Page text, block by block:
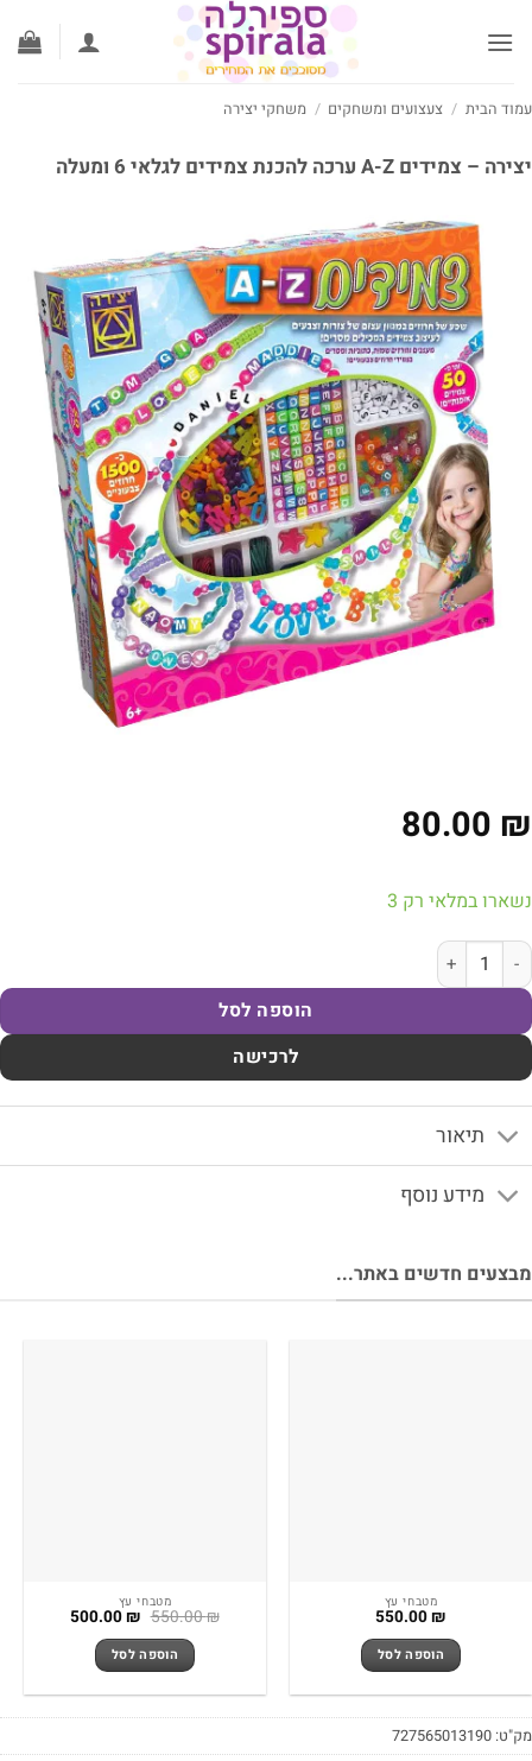
לתוכן
עמוד הבית / צעצועים ומשחקים / משחקי יצירה
יצירה – צמידים A-Z ערכה להכנת צמידים לגלאי 6 ומעלה
80.00 ₪
נשארו במלאי רק 3
כמות של יצירה - צמידים A-Z ערכה להכנת צמידים לגלאי 6 ומעלה
הוספה לסל
לרכישה
תיאור
מידע נוסף
מבצעים חדשים באתר...
מטבחי עץ
550.00₪
הוספה לסל
מטבחי עץ
550.00₪ המחיר
היה:
550.00 ₪.
500.00₪ המחיר
הוספה לסל
מק"ט: 727565013190